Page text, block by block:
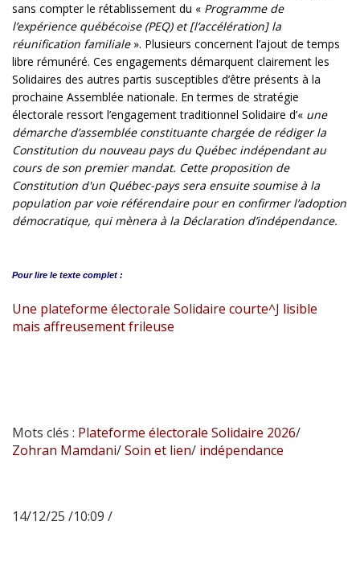
sans compter le rétablissement du « Programme de
l’expérience québécoise (PEQ) et [l’accélération] la
réunification familiale». Plusieurs concernent l’ajout de temps
libre rémunéré. Ces engagements démarquent clairement les
Solidaires des autres partis susceptibles d’être présents à la
prochaine Assemblée nationale. En termes de stratégie
électorale ressort l’engagement traditionnel Solidaire d’« une
démarche d’assemblée constituante chargée de rédiger la
Constitution du nouveau pays du Québec indépendant au
cours de son premier mandat. Cette proposition de
Constitution d'un Québec-pays sera ensuite soumise à la
population par voie référendaire pour en confirmer l’adoption
démocratique, qui mènera à la Déclaration d’indépendance.
Pour lire le texte complet :
Une plateforme électorale Solidaire courte^J lisible
mais affreusement frileuse
Mots clés : Plateforme électorale Solidaire 2026/
Zohran Mamdani/Soin et lien/ indépendance
14/12/25 /10:09 /